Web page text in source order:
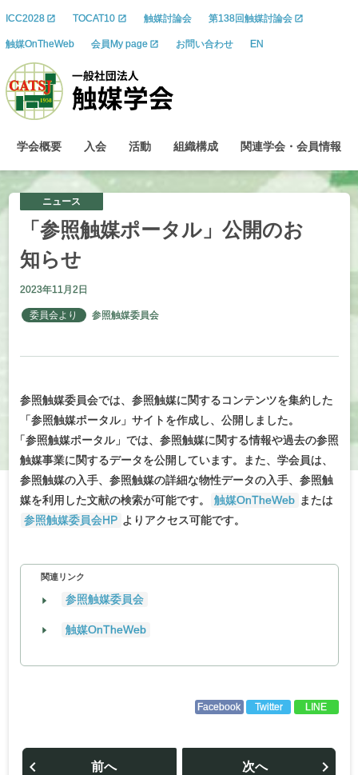
ICC2028 TOCAT10 触媒討論会 第138回触媒討論会
触媒OnTheWeb 会員My page お問い合わせ EN
学会概要 入会 活動 組織構成 関連学会 ・ 会員情報
ニュース
「参照触媒ポータル」 公開のお
知らせ
2023年11月2日
委員会より 参照触媒委員会
参照触媒委員会では、参照触媒に関するコンテンツを集約した
「参照触媒ポータル」サイトを作成し、公開しました。
「参照触媒ポータル」では、参照触媒に関する情報や過去の参照
触媒事業に関するデータを公開しています。また、学会員は、
参照触媒の入手、参照触媒の詳細な物性データの入手、参照触
媒を利用した文献の検索が可能です。
触媒OnTheWeb または
参照触媒委員会HP よりアクセス可能です。
関連リンク
参照触媒委員会
触媒OnTheWeb
Facebook Twitter LINE
投
前へ 次へ